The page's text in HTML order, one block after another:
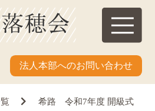
法人本部へのお問い合わせ
希路 令和7年度 開級式